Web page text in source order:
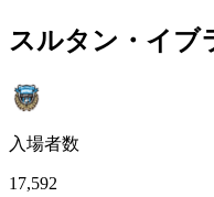
スルタン・イブ
入場者数
17,592